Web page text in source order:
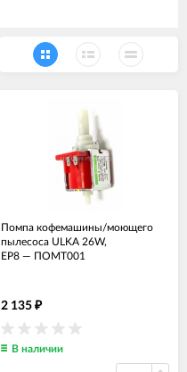
Помпа кофемашины/моющего
пылесоса ULKA 26W,
EP8 — ПОМТ001
2 135 ₽
В наличии